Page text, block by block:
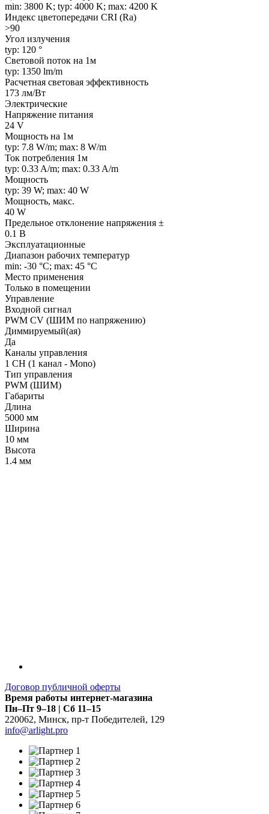
min: 3800 K; typ: 4000 K; max: 4200 K
Индекс цветопередачи CRI (Ra)
>90
Угол излучения
typ: 120 °
Световой поток на 1м
typ: 1350 lm/m
Расчетная световая эффективность
173 лм/Вт
Электрические
Напряжение питания
24 V
Мощность на 1м
typ: 7.8 W/m; max: 8 W/m
Ток потребления 1м
typ: 0.33 A/m; max: 0.33 A/m
Мощность
typ: 39 W; max: 40 W
Мощность, макс.
40 W
Предельное отклонение напряжения ±
0.1 В
Эксплуатационные
Диапазон рабочих температур
min: -30 °C; max: 45 °C
Место применения
Только в помещении
Управление
Входной сигнал
PWM СV (ШИМ по напряжению)
Диммируемый(ая)
Да
Каналы управления
1 CH (1 канал - Mono)
Тип управления
PWM (ШИМ)
Габариты
Длина
5000 мм
Ширина
10 мм
Высота
1.4 мм
Договор публичной оферты
Время работы интернет-магазина
Пн–Пт 9–18 | Сб 11–15
220062, Минск, пр-т Победителей, 129
info@arlight.pro